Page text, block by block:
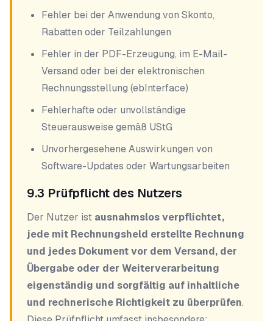
Fehler bei der Anwendung von Skonto,
Rabatten oder Teilzahlungen
Fehler in der PDF-Erzeugung, im E-Mail-
Versand oder bei der elektronischen
Rechnungsstellung (ebInterface)
Fehlerhafte oder unvollständige
Steuerausweise gemäß UStG
Unvorhergesehene Auswirkungen von
Software-Updates oder Wartungsarbeiten
9.3 Prüfpflicht des Nutzers
Der Nutzer ist ausnahmslos verpflichtet,
jede mit Rechnungsheld erstellte Rechnung
und jedes Dokument vor dem Versand, der
Übergabe oder der Weiterverarbeitung
eigenständig und sorgfältig auf inhaltliche
und rechnerische Richtigkeit zu überprüfen.